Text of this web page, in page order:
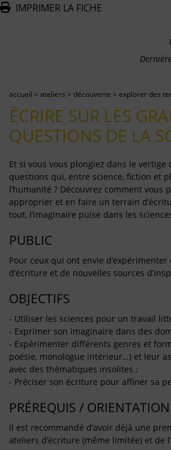
IMPRIMER LA FICHE
accueil > ateliers > découverte > explorer des
ÉCRIRE SUR LES
QUESTIONS DE LA
Et si vous vous plongiez dans le vertige
questions qui, entre science, fiction et
l’humanité ? Découvrez comment vous
approprier et en faire un terrain
tout, l’imaginaire puise dans les
PUBLIC
Pour ceux qui ont envie
d’écriture et de nouvelles sources
OBJECTIFS
- Utiliser les sciences pour un travail
- Exprimer son imaginaire dans des
- Expérimenter différents genres et
poésie, monologue intérieur…) et leur
avec des thématiques insolites ;
- Préciser son écriture pour affiner sa
PRÉREQUIS / ORIENTATION
Il est recommandé d’avoir déjà une
ateliers d’écriture (même limitée) et de